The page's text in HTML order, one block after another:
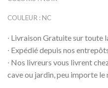
COULEUR : NC
∙ Livraison Gratuite sur toute
∙ Expédié depuis nos
∙ Nos livreurs vous livrent
cave ou jardin, peu importe le